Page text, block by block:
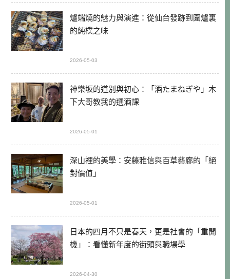
爐端燒的魅力與演進：從仙台發跡到圍爐裏
的純樸之味
2026-05-03
神樂坂的道別與初心：「酒たまねぎや」木
下大哥教我的選酒課
2026-05-01
深山裡的美學：安藤雅信與百草藝廊的「絕
對價值」
2026-05-01
日本的四月不只是春天，更是社會的「重開
機」：看懂新年度的街頭與職場學
2026-04-30